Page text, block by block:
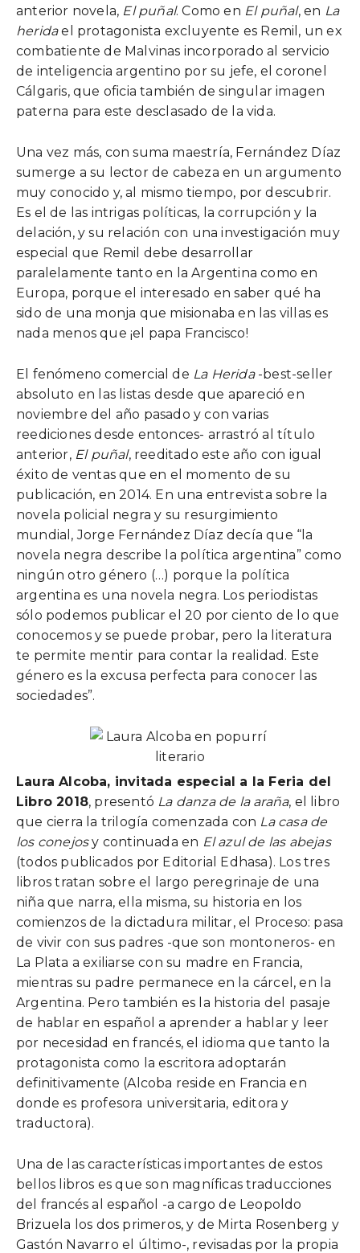
anterior novela, El puñal. Como en El puñal, en La
heridael protagonista excluyente es Remil, un ex
combatiente de Malvinas incorporado al servicio
de inteligencia argentino por su jefe, el coronel
Cálgaris, que oficia también de singular imagen
paterna para este desclasado de la vida.
Una vez más, con suma maestría, Fernández Díaz
sumerge a su lector de cabeza en un argumento
muy conocido y, al mismo tiempo, por descubrir.
Es el de las intrigas políticas, la corrupción y la
delación, y su relación con una investigación muy
especial que Remil debe desarrollar
paralelamente tanto en la Argentina como en
Europa, porque el interesado en saber qué ha
sido de una monja que misionaba en las villas es
nada menos que ¡el papa Francisco!
El fenómeno comercial de La Herida-best-seller
absoluto en las listas desde que apareció en
noviembre del año pasado y con varias
reediciones desde entonces- arrastró al título
anterior, El puñal, reeditado este año con igual
éxito de ventas que en el momento de su
publicación, en 2014. En una entrevista sobre la
novela policial negra y su resurgimiento
mundial, Jorge Fernández Díaz decía que “la
novela negra describe la política argentina” como
ningún otro género (…) porque la política
argentina es una novela negra. Los periodistas
sólo podemos publicar el 20 por ciento de lo que
conocemos y se puede probar, pero la literatura
te permite mentir para contar la realidad. Este
género es la excusa perfecta para conocer las
sociedades”.
Laura Alcoba, invitada especial a la Feria del
Libro 2018, presentó La danza de la araña, el libro
que cierra la trilogía comenzada con La casa de
los conejosy continuada en El azul de las abejas
(todos publicados por Editorial Edhasa). Los tres
libros tratan sobre el largo peregrinaje de una
niña que narra, ella misma, su historia en los
comienzos de la dictadura militar, el Proceso: pasa
de vivir con sus padres -que son montoneros- en
La Plata a exiliarse con su madre en Francia,
mientras su padre permanece en la cárcel, en la
Argentina. Pero también es la historia del pasaje
de hablar en español a aprender a hablar y leer
por necesidad en francés, el idioma que tanto la
protagonista como la escritora adoptarán
definitivamente (Alcoba reside en Francia en
donde es profesora universitaria, editora y
traductora).
Una de las características importantes de estos
bellos libros es que son magníficas traducciones
del francés al español -a cargo de Leopoldo
Brizuela los dos primeros, y de Mirta Rosenberg y
Gastón Navarro el último-, revisadas por la propia